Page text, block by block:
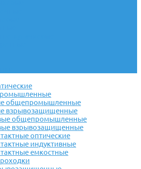
общепромышленные
взрывозащищенные
общепромышленные
взрывозащищенные
оптические
индуктивные
емкостные